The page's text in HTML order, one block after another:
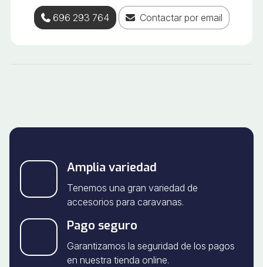
696 293 764 Contactar por email
Amplia variedad
Tenemos una gran variedad de
accesorios para caravanas.
Pago seguro
Garantizamos la seguridad de los pagos
en nuestra tienda online.